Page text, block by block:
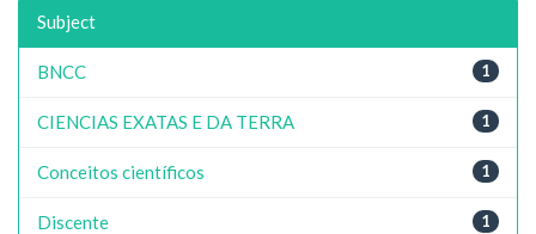
Subject
1
BNCC
1
CIENCIAS EXATAS E DA TERRA
1
Conceitos científicos
1
Discente